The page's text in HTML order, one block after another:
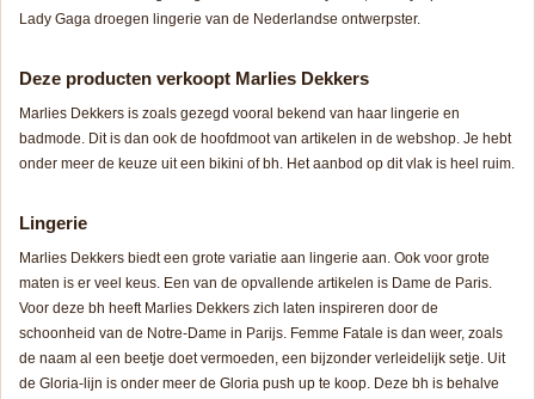
Lady Gaga droegen lingerie van de Nederlandse ontwerpster.
Deze producten verkoopt Marlies Dekkers
Marlies Dekkers is zoals gezegd vooral bekend van haar lingerie en
badmode. Dit is dan ook de hoofdmoot van artikelen in de webshop. Je hebt
onder meer de keuze uit een bikini of bh. Het aanbod op dit vlak is heel ruim.
Lingerie
Marlies Dekkers biedt een grote variatie aan lingerie aan. Ook voor grote
maten is er veel keus. Een van de opvallende artikelen is Dame de Paris.
Voor deze bh heeft Marlies Dekkers zich laten inspireren door de
schoonheid van de Notre-Dame in Parijs. Femme Fatale is dan weer, zoals
de naam al een beetje doet vermoeden, een bijzonder verleidelijk setje. Uit
de Gloria-lijn is onder meer de Gloria push up te koop. Deze bh is behalve